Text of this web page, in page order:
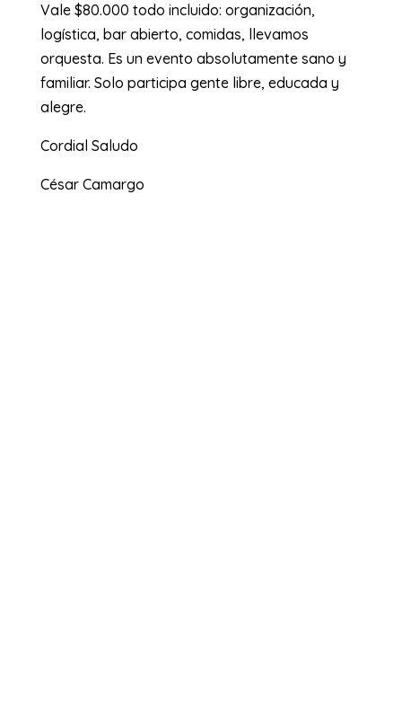
Vale $80.000 todo incluido: organización,
logística, bar abierto, comidas, llevamos
orquesta. Es un evento absolutamente sano y
familiar. Solo participa gente libre, educada y
alegre.
Cordial Saludo
César Camargo